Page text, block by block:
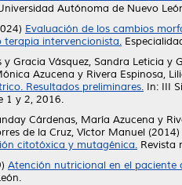
Autónoma de Nuevo
Evaluación de los cambios
intervencionista.
y Gracia Vásquez, Sandra Leticia y
Azucena y Rivera Espinosa,
Resultados preliminares. In: III
1 y 2, 2016.
Cárdenas, María Azucena y
de la Cruz, Víctor Manuel (2014)
citotóxica y mutagénica. Revista
Atención nutricional en el paciente